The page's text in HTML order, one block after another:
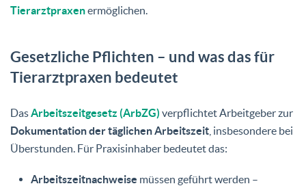
Tierarztpraxenermöglichen.
Gesetzliche Pflichten – und was das für
Tierarztpraxen bedeutet
DasArbeitszeitgesetz (ArbZG) verpflichtet Arbeitgeber zur
Dokumentation der täglichen Arbeitszeit , insbesondere bei
Überstunden. Für Praxisinhaber bedeutet das:
Arbeitszeitnachweise müssen geführt werden –